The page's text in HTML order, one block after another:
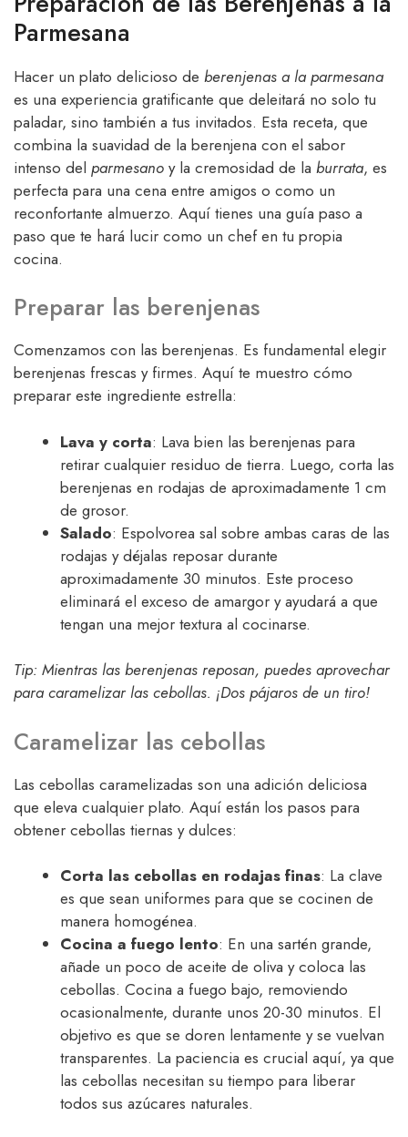
Parmesana
Hacer un plato delicioso de berenjenas a la parmesana
es una experiencia gratificante que deleitará no solo tu
paladar, sino también a tus invitados. Esta receta, que
combina la suavidad de la berenjena con el sabor
intenso del parmesano y la cremosidad de la burrata, es
perfecta para una cena entre amigos o como un
reconfortante almuerzo. Aquí tienes una guía paso a
paso que te hará lucir como un chef en tu propia
cocina.
Preparar las berenjenas
Comenzamos con las berenjenas. Es fundamental elegir
berenjenas frescas y firmes. Aquí te muestro cómo
preparar este ingrediente estrella:
Lava y corta: Lava bien las berenjenas para
retirar cualquier residuo de tierra. Luego, corta las
berenjenas en rodajas de aproximadamente 1 cm
de grosor.
Salado: Espolvorea sal sobre ambas caras de las
rodajas y déjalas reposar durante
aproximadamente 30 minutos. Este proceso
eliminará el exceso de amargor y ayudará a que
tengan una mejor textura al cocinarse.
Tip: Mientras las berenjenas reposan, puedes aprovechar
para caramelizar las cebollas. ¡Dos pájaros de un tiro!
Caramelizar las cebollas
Las cebollas caramelizadas son una adición deliciosa
que eleva cualquier plato. Aquí están los pasos para
obtener cebollas tiernas y dulces:
Corta las cebollas en rodajas finas: La clave
es que sean uniformes para que se cocinen de
manera homogénea.
Cocina a fuego lento: En una sartén grande,
añade un poco de aceite de oliva y coloca las
cebollas. Cocina a fuego bajo, removiendo
ocasionalmente, durante unos 20-30 minutos. El
objetivo es que se doren lentamente y se vuelvan
transparentes. La paciencia es crucial aquí, ya que
las cebollas necesitan su tiempo para liberar
todos sus azúcares naturales.